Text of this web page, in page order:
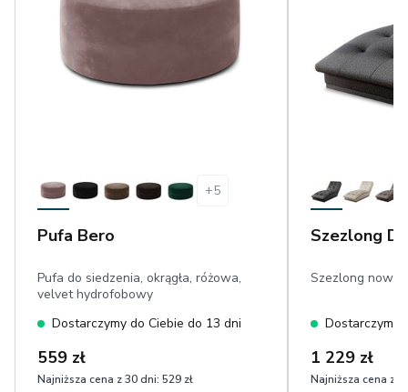
+5
Pufa Bero
Pufa do siedzenia, okrągła, różowa,
velvet hydrofobowy
Dostarczymy do Ciebie do 13 dni
559 zł
Najniższa cena z 30 dni: 529 zł
Szezlong
Szezlong
Dostarczymy
1 229 zł
Najniższa cena z